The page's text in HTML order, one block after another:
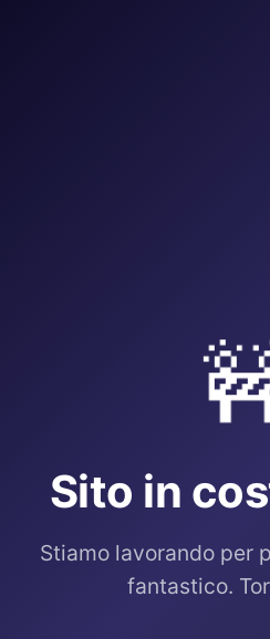
Sito in
Stiamo lavorando per
fantastico.